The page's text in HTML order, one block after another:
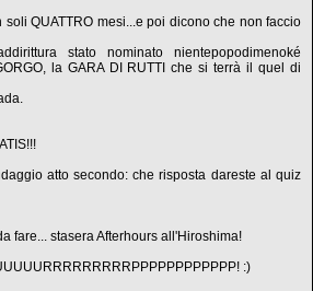
soli QUATTRO mesi...e poi dicono che non faccio
stato nominato nientepopodimenoké
la GARA DI RUTTI che si terrà il quel di
atto secondo: che risposta dareste al quiz
fare... stasera Afterhours all'Hiroshima!
:)